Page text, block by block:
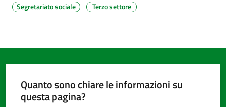
Segretariato sociale
Terzo settore
Quanto sono chiare le informazioni su
questa pagina?